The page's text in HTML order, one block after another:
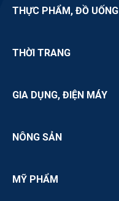
THỰC PHẨM, ĐỒ UỐNG
THỜI TRANG
GIA DỤNG, ĐIỆN MÁY
NÔNG SẢN
MỸ PHẨM